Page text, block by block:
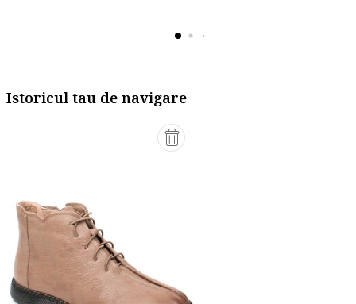
Istoricul tau de navigare